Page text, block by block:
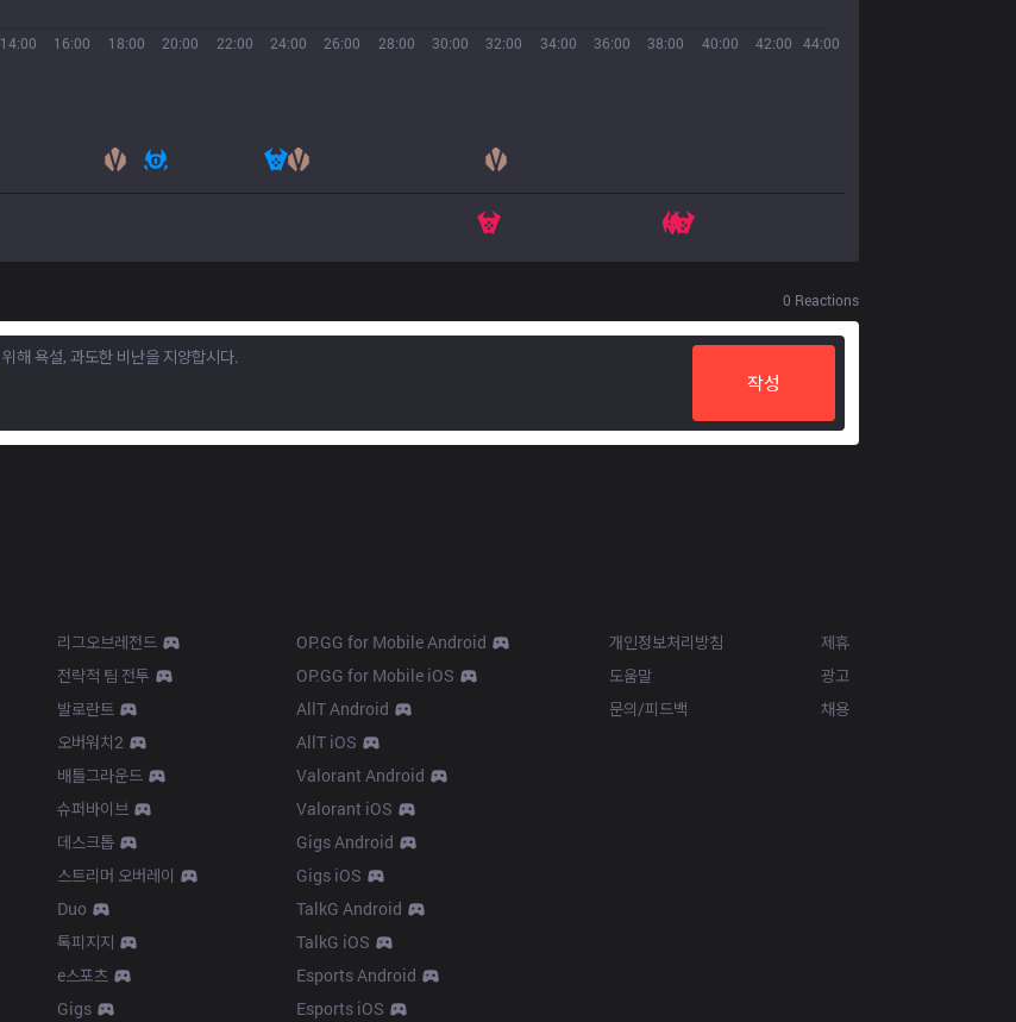
14:00 16:00 18:00 20:00 22:00 24:00 26:00 28:00 30:00 32:00 34:00 36:00 38:00 40:00 42:00 44:00
0 Reactions
작성
리그오브레전드
전략적 팀 전투
발로란트
오버워치2
배틀그라운드
슈퍼바이브
데스크톱
스트리머 오버레이
Duo
톡피지지
e스포츠
Gigs
OP.GG for Mobile Android
OP.GG for Mobile iOS
AllT Android
AllT iOS
Valorant Android
Valorant iOS
Gigs Android
Gigs iOS
TalkG Android
TalkG iOS
Esports Android
Esports iOS
개인정보처리방침
도움말
문의/피드백
제휴
광고
채용